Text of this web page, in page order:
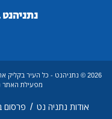
2026 © נתניהנט - כל העיר
מפעילת האתר
אודות נתניה נט / פרסום